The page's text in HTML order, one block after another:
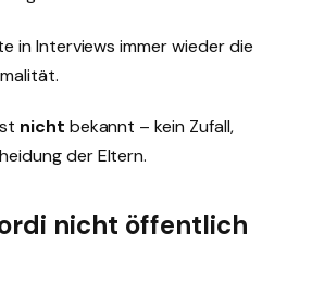
in Interviews immer wieder die
nicht bekannt – kein Zufall,
der Eltern.
nicht öffentlich